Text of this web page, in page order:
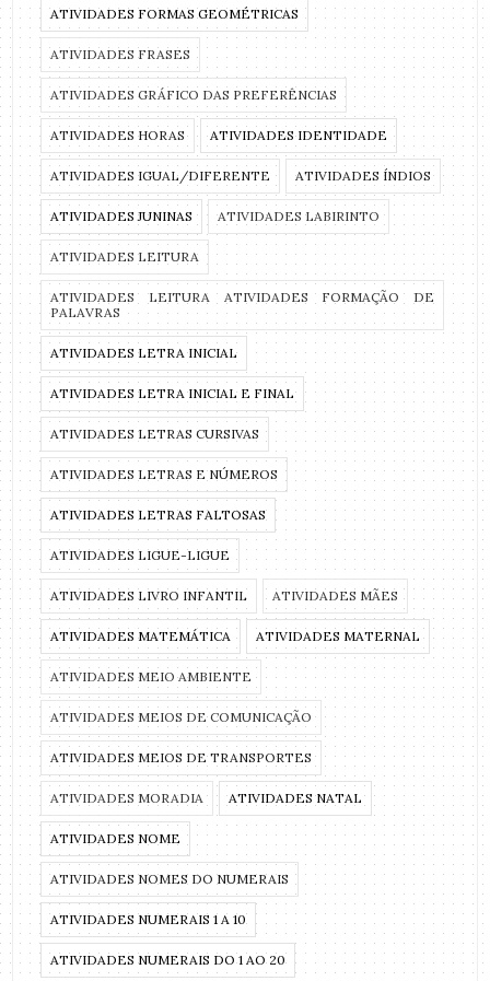
ATIVIDADES FORMAS GEOMÉTRICAS
ATIVIDADES FRASES
ATIVIDADES GRÁFICO DAS PREFERÊNCIAS
ATIVIDADES HORAS ATIVIDADES IDENTIDADE
ATIVIDADES IGUAL/DIFERENTE ATIVIDADES ÍNDIOS
ATIVIDADES JUNINAS ATIVIDADES LABIRINTO
ATIVIDADES LEITURA
ATIVIDADES LEITURA ATIVIDADES FORMAÇÃO DE
PALAVRAS
ATIVIDADES LETRA INICIAL
ATIVIDADES LETRA INICIAL E FINAL
ATIVIDADES LETRAS CURSIVAS
ATIVIDADES LETRAS E NÚMEROS
ATIVIDADES LETRAS FALTOSAS
ATIVIDADES LIGUE-LIGUE
ATIVIDADES LIVRO INFANTIL ATIVIDADES MÃES
ATIVIDADES MATEMÁTICA ATIVIDADES MATERNAL
ATIVIDADES MEIO AMBIENTE
ATIVIDADES MEIOS DE COMUNICAÇÃO
ATIVIDADES MEIOS DE TRANSPORTES
ATIVIDADES MORADIA ATIVIDADES NATAL
ATIVIDADES NOME
ATIVIDADES NOMES DO NUMERAIS
ATIVIDADES NUMERAIS 1 A 10
ATIVIDADES NUMERAIS DO 1 AO 20